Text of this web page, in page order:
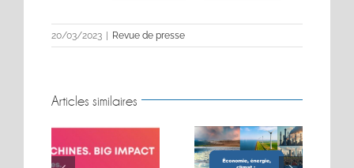
20/03/2023 Revue de presse
Articles similaires